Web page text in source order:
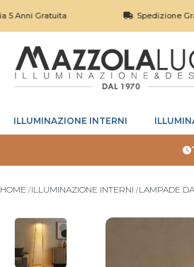
Spedizione Gratuita
ILLUMINAZIONE INTERNI
HOME ILLUMINAZIONE INTERNI LAMPADE